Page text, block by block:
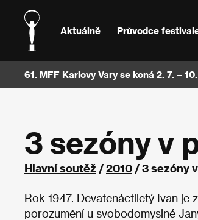
Aktuálně Průvodce
61. MFF Karlovy Vary se koná 2. 7. –
3 sezóny v
Hlavní soutěž /2010 / 3 sezóny
Rok 1947. Devatenáctiletý Ivan je
porozumění u svobodomyslné